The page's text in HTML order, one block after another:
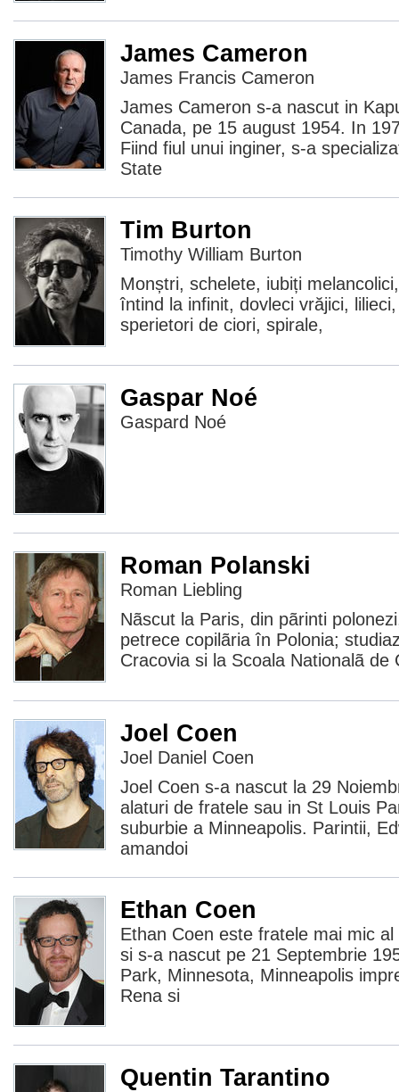
James Cameron
James Francis Cameron
James Cameron s-a nascut in
Canada, pe 15 august 1954. In
Fiind fiul unui inginer, s-a
State
Tim Burton
Timothy William Burton
Monștri, schelete, iubiți
întind la infinit, dovleci vrăjici,
sperietori de ciori, spirale,
Gaspar Noé
Gaspard Noé
Roman Polanski
Roman Liebling
Nãscut la Paris, din pãrinti
petrece copilãria în Polonia;
Cracovia si la Scoala Nationalã de
Joel Coen
Joel Daniel Coen
Joel Coen s-a nascut la 29
alaturi de fratele sau in St Louis
suburbie a Minneapolis. Parintii,
amandoi
Ethan Coen
Ethan Coen este fratele mai mic al
si s-a nascut pe 21 Septembrie
Park, Minnesota, Minneapolis
Rena si
Quentin Tarantino